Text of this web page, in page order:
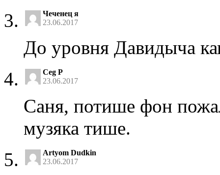
Чеченец я
23.06.2017
До уровня Давидыча
Ceg P
23.06.2017
Саня, потише фон
музяка тише.
Artyom Dudkin
23.06.2017